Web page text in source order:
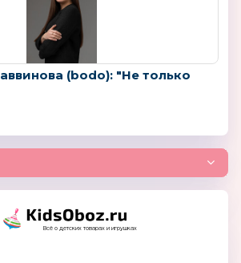
(bodo): "Не только
Всё о детских товарах и игрушках